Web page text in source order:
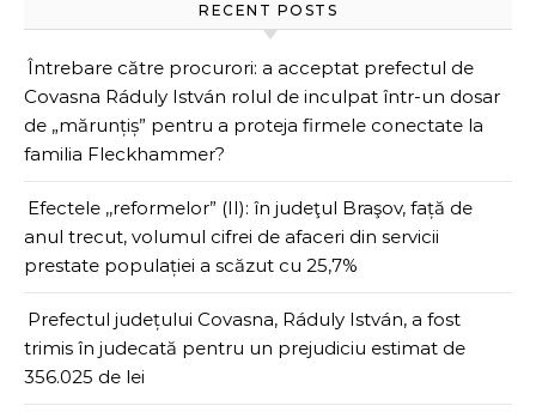
RECENT POSTS
Întrebare către procurori: a acceptat prefectul de
Covasna Ráduly István rolul de inculpat într-un dosar
de „mărunțiș” pentru a proteja firmele conectate la
familia Fleckhammer?
Efectele ,,reformelor” (II): în judeţul Braşov, față de
anul trecut, volumul cifrei de afaceri din servicii
prestate populației a scăzut cu 25,7%
Prefectul județului Covasna, Ráduly István, a fost
trimis în judecată pentru un prejudiciu estimat de
356.025 de lei